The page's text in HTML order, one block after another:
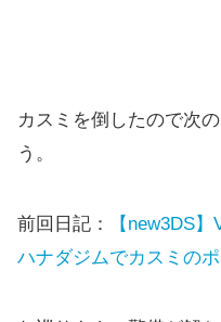
カスミを倒したので次
う。
前回日記：
【new3DS
ハナダジムでカスミの